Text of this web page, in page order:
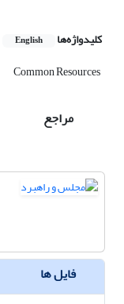
کلیدواژه‌ها English
Common Resources
مراجع
فایل ها